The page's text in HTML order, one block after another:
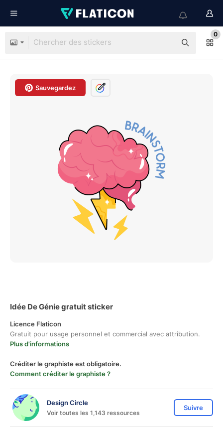
0
Sauvegardez
Idée De Génie gratuit sticker
Licence Flaticon
Gratuit pour usage personnel et commercial avec attribution.
Plus d'informations
Créditer le graphiste est obligatoire.
Comment créditer le graphiste ?
Design Circle
Voir toutes les 1,143 ressources
Suivre